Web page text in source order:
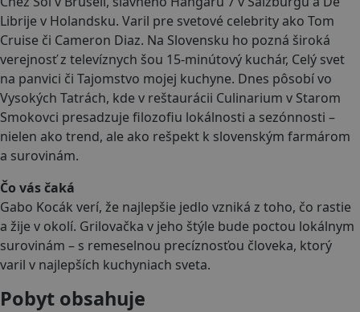
Librije v Holandsku. Varil pre svetové celebrity ako Tom
Cruise či Cameron Diaz. Na Slovensku ho pozná široká
verejnosť z televíznych šou 15-minútový kuchár, Celý svet
na panvici či Tajomstvo mojej kuchyne. Dnes pôsobí vo
Vysokých Tatrách, kde v reštaurácii Culinarium v Starom
Smokovci presadzuje filozofiu lokálnosti a sezónnosti –
nielen ako trend, ale ako rešpekt k slovenským farmárom
a surovinám.
Čo vás čaká
Gabo Kocák verí, že najlepšie jedlo vzniká z toho, čo rastie
a žije v okolí. Grilovačka v jeho štýle bude poctou lokálnym
surovinám – s remeselnou precíznosťou človeka, ktorý
varil v najlepších kuchyniach sveta.
Pobyt obsahuje